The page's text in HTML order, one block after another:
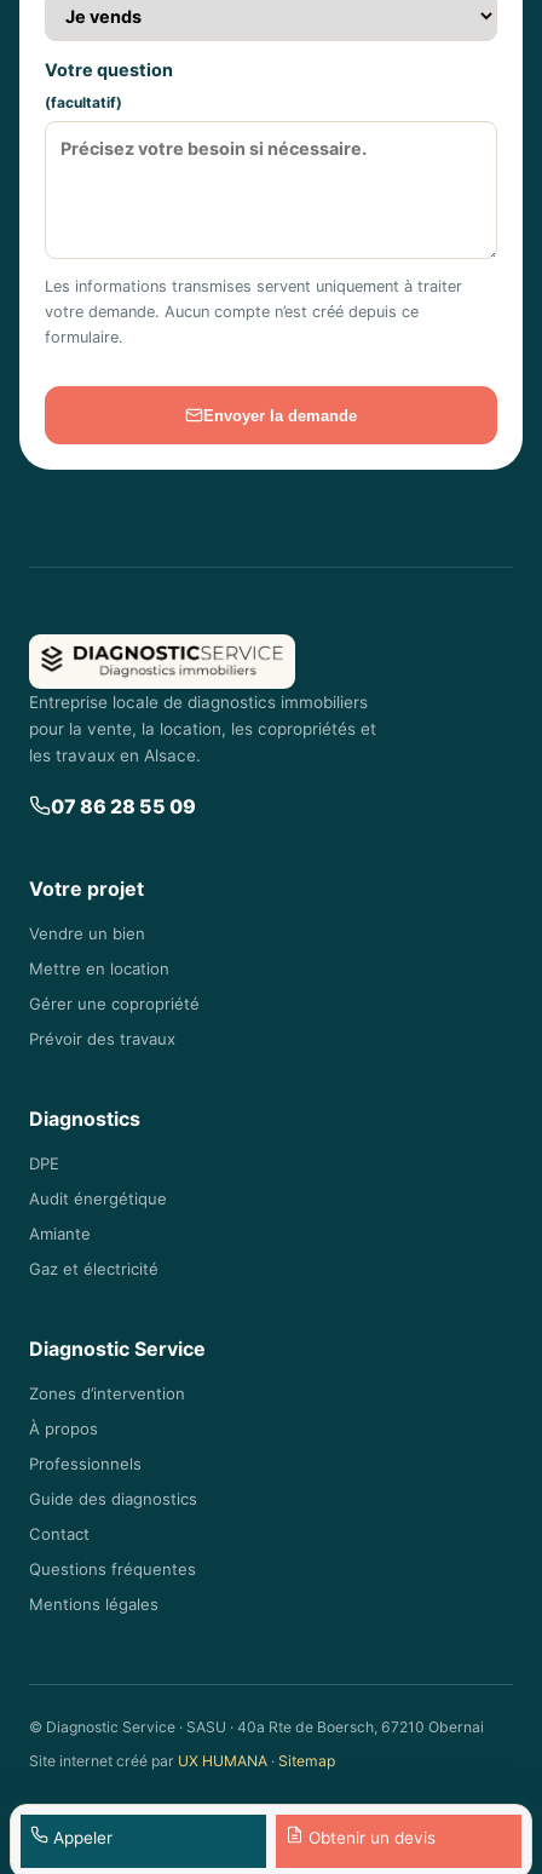
Votre question
(facultatif)
Les informations transmises servent uniquement à traiter
votre demande. Aucun compte n’est créé depuis ce
formulaire.
Envoyer la demande
Entreprise locale de diagnostics immobiliers
pour la vente, la location, les copropriétés et
les travaux en Alsace.
07 86 28 55 09
Votre projet
Vendre un bien
Mettre en location
Gérer une copropriété
Prévoir des travaux
Diagnostics
DPE
Audit énergétique
Amiante
Gaz et électricité
Diagnostic Service
Zones d’intervention
À propos
Professionnels
Guide des diagnostics
Contact
Questions fréquentes
Mentions légales
© Diagnostic Service · SASU · 40a Rte de Boersch, 67210 Obernai
Site internet créé par UX HUMANA · Sitemap
Appeler Obtenir un devis